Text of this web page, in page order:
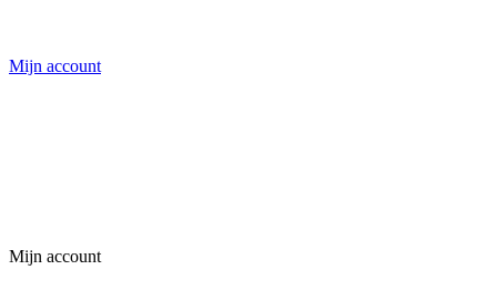
Mijn account
Mijn account